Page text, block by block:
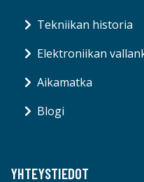
Tekniikan historia
Elektroniikan
Aikamatka
Blogi
YHTEYSTIEDOT